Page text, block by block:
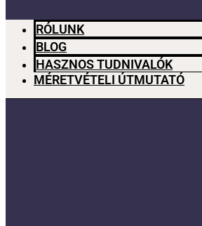
RÓLUNK
BLOG
HASZNOS TUDNIVALÓK
MÉRETVÉTELI ÚTMUTATÓ